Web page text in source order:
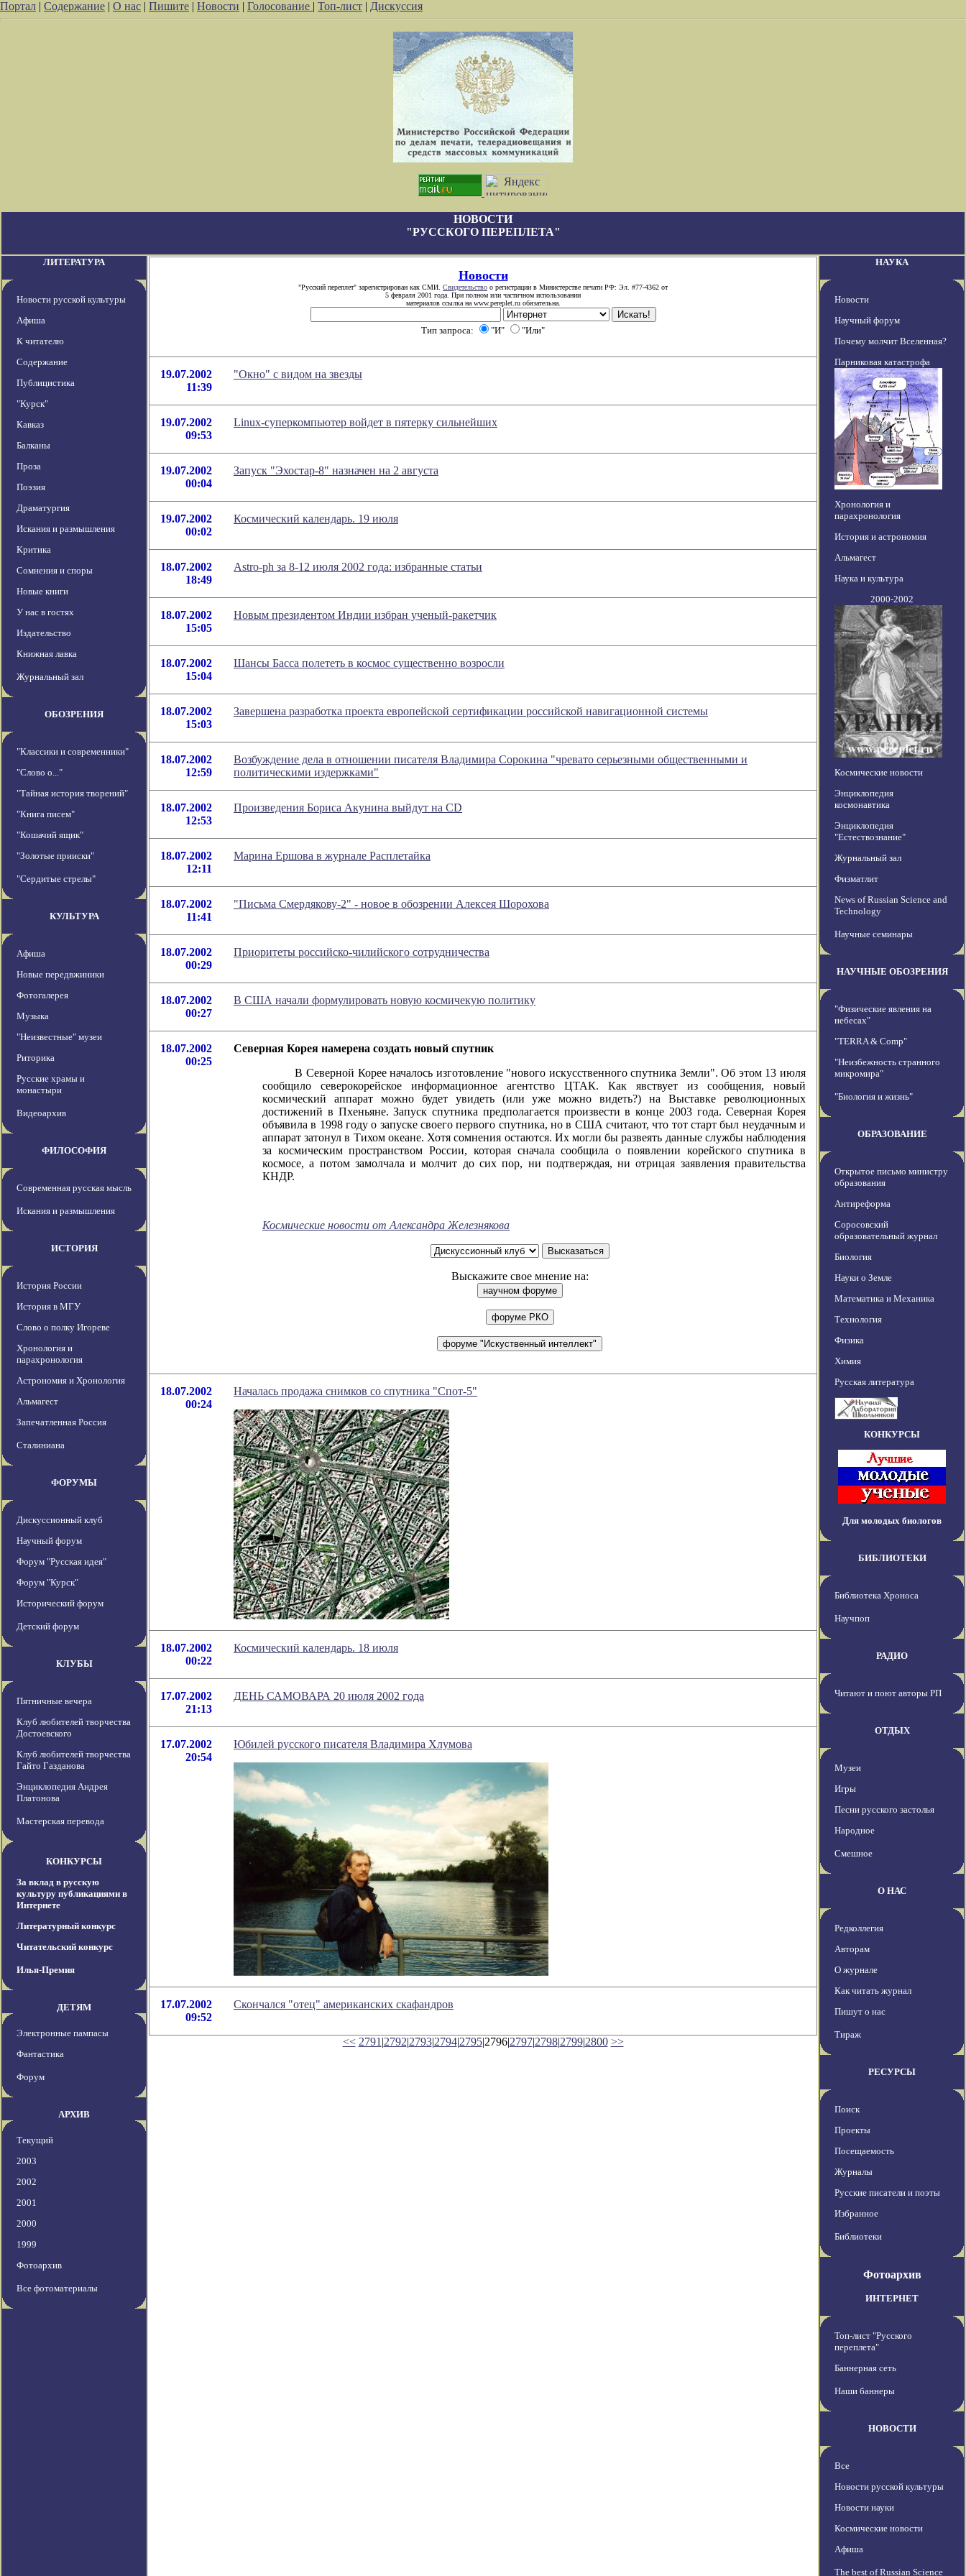
Портал | Содержание | О нас | Пишите | Новости | Голосование | Топ-лист | Дискуссия
НОВОСТИ
"РУССКОГО ПЕРЕПЛЕТА"
ЛИТЕРАТУРА
Новости русской культуры
Афиша
К читателю
Содержание
Публицистика
"Курск"
Кавказ
Балканы
Проза
Поэзия
Драматургия
Искания и размышления
Критика
Сомнения и споры
Новые книги
У нас в гостях
Издательство
Книжная лавка
Журнальный зал
ОБОЗРЕНИЯ
"Классики и современники"
"Слово о..."
"Тайная история творений"
"Книга писем"
"Кошачий ящик"
"Золотые прииски"
"Сердитые стрелы"
КУЛЬТУРА
Афиша
Новые передвжиники
Фотогалерея
Музыка
"Неизвестные" музеи
Риторика
Русские храмы и
монастыри
Видеоархив
ФИЛОСОФИЯ
Современная русская мысль
Искания и размышления
ИСТОРИЯ
История России
История в МГУ
Слово о полку Игореве
Хронология и
парахронология
Астрономия и Хронология
Альмагест
Запечатленная Россия
Сталиниана
ФОРУМЫ
Дискуссионный клуб
Научный форум
Форум "Русская идея"
Форум "Курск"
Исторический форум
Детский форум
КЛУБЫ
Пятничные вечера
Клуб любителей творчества
Достоевского
Клуб любителей творчества
Гайто Газданова
Энциклопедия Андрея
Платонова
Мастерская перевода
КОНКУРСЫ
За вклад в русскую
культуру публикациями в
Интернете
Литературный конкурс
Читательский конкурс
Илья-Премия
ДЕТЯМ
Электронные пампасы
Фантастика
Форум
АРХИВ
Текущий
2003
2002
2001
2000
1999
Фотоархив
Все фотоматериалы
Новости
"Русский переплет" зарегистрирован как СМИ. Свидетельство о регистрации в Министерстве печати РФ: Эл. #77-4362 от
5 февраля 2001 года. При полном или частичном использовании
материалов ссылка на www.pereplet.ru обязательна.
Тип запроса: "И" "Или"
19.07.2002
11:39
"Окно" с видом на звезды
19.07.2002
09:53
Linux-суперкомпьютер войдет в пятерку сильнейших
19.07.2002
00:04
Запуск "Эхостар-8" назначен на 2 августа
19.07.2002
00:02
Космический календарь. 19 июля
18.07.2002
18:49
Astro-ph за 8-12 июля 2002 года: избранные статьи
18.07.2002
15:05
Новым президентом Индии избран ученый-ракетчик
18.07.2002
15:04
Шансы Басса полететь в космос существенно возросли
18.07.2002
15:03
Завершена разработка проекта европейской сертификации российской навигационной системы
18.07.2002
12:59
Возбуждение дела в отношении писателя Владимира Сорокина "чревато серьезными общественными и
политическими издержками"
18.07.2002
12:53
Произведения Бориса Акунина выйдут на CD
18.07.2002
12:11
Марина Ершова в журнале Расплетайка
18.07.2002
11:41
"Письма Смердякову-2" - новое в обозрении Алексея Шорохова
18.07.2002
00:29
Приоритеты российско-чилийского сотрудничества
18.07.2002
00:27
В США начали формулировать новую космичекую политику
18.07.2002
00:25
Северная Корея намерена создать новый спутник
В Северной Корее началось изготовление "нового искусственного спутника Земли". Об этом 13 июля
сообщило северокорейское информационное агентство ЦТАК. Как явствует из сообщения, новый
космический аппарат можно будет увидеть (или уже можно видеть?) на Выставке революционных
достижений в Пхеньяне. Запуск спутника предполагается произвести в конце 2003 года. Северная Корея
объявила в 1998 году о запуске своего первого спутника, но в США считают, что тот старт был неудачным и
аппарат затонул в Тихом океане. Хотя сомнения остаются. Их могли бы развеять данные службы наблюдения
за космическим пространством России, которая сначала сообщила о появлении корейского спутника в
космосе, а потом замолчала и молчит до сих пор, ни подтверждая, ни отрицая заявления правительства
КНДР.
Космические новости от Александра Железнякова
Выскажите свое мнение на:
18.07.2002
00:24
Началась продажа снимков со спутника "Спот-5"
18.07.2002
00:22
Космический календарь. 18 июля
17.07.2002
21:13
ДЕНЬ САМОВАРА 20 июля 2002 года
17.07.2002
20:54
Юбилей русского писателя Владимира Хлумова
17.07.2002
09:52
Скончался "отец" американских скафандров
<< 2791 |2792|2793|2794|2795|2796|2797|2798|2799|2800 >>
НАУКА
Новости
Научный форум
Почему молчит Вселенная?
Парниковая катастрофа
Хронология и
парахронология
История и астрономия
Альмагест
Наука и культура
2000-2002
Космические новости
Энциклопедия
космонавтика
Энциклопедия
"Естествознание"
Журнальный зал
Физматлит
News of Russian Science and
Technology
Научные семинары
НАУЧНЫЕ ОБОЗРЕНИЯ
"Физические явления на
небесах"
"TERRA & Comp"
"Неизбежность странного
микромира"
"Биология и жизнь"
ОБРАЗОВАНИЕ
Открытое письмо министру
образования
Антиреформа
Соросовский
образовательный журнал
Биология
Науки о Земле
Математика и Механика
Технология
Физика
Химия
Русская литература
КОНКУРСЫ
Для молодых биологов
БИБЛИОТЕКИ
Библиотека Хроноса
Научпоп
РАДИО
Читают и поют авторы РП
ОТДЫХ
Музеи
Игры
Песни русского застолья
Народное
Смешное
О НАС
Редколлегия
Авторам
О журнале
Как читать журнал
Пишут о нас
Тираж
РЕСУРСЫ
Поиск
Проекты
Посещаемость
Журналы
Русские писатели и поэты
Избранное
Библиотеки
Фотоархив
ИНТЕРНЕТ
Топ-лист "Русского
переплета"
Баннерная сеть
Наши баннеры
НОВОСТИ
Все
Новости русской культуры
Новости науки
Космические новости
Афиша
The best of Russian Science